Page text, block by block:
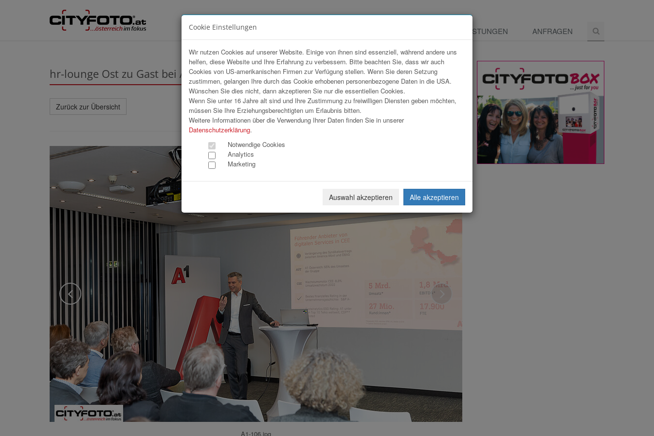
LEISTUNGEN ANFRAGEN
hr-lounge Ost zu Gast bei A1
Zurück zur Übersicht Download Weiterleiten
A1-106.jpg
Cookie Einstellungen
Wir nutzen Cookies auf unserer Website. Einige von ihnen sind essenziell, während andere uns
helfen, diese Website und Ihre Erfahrung zu verbessern. Bitte beachten Sie, dass wir auch
Cookies von US-amerikanischen Firmen zur Verfügung stellen. Wenn Sie deren Setzung
zustimmen, gelangen Ihre durch das Cookie erhobenen personenbezogene Daten in die USA.
Wünschen Sie dies nicht, dann akzeptieren Sie nur die essentiellen Cookies.
Wenn Sie unter 16 Jahre alt sind und Ihre Zustimmung zu freiwilligen Diensten geben möchten,
müssen Sie Ihre Erziehungsberechtigten um Erlaubnis bitten.
Weitere Informationen über die Verwendung Ihrer Daten finden Sie in unserer
Datenschutzerklärung.
Notwendige Cookies
Analytics
Marketing
Auswahl akzeptieren Alle akzeptieren